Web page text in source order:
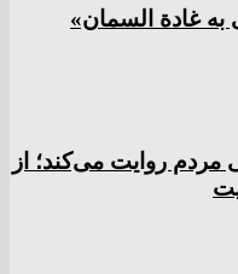
غادة السمان»
مردم روایت می‌کند؛ از